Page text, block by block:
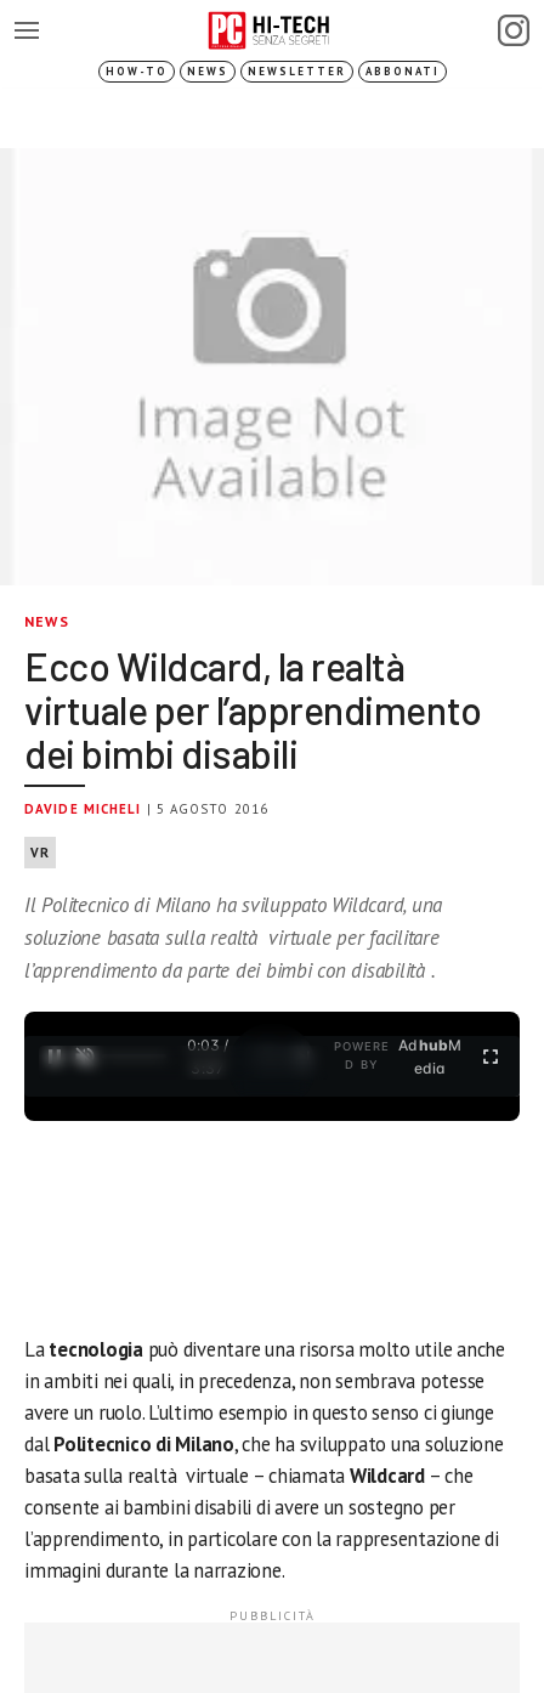
HOW-TO NEWS NEWSLETTER ABBONATI
NEWS
Ecco Wildcard, la realtà
virtuale per l’apprendimento
dei bimbi disabili
DAVIDE MICHELI | 5 AGOSTO 2016
VR
Il Politecnico di Milano ha sviluppato Wildcard, una
soluzione basata sulla realtà virtuale per facilitare
l’apprendimento da parte dei bimbi con disabilità .
0:03 /
3:37
POWERE
D BY
AdhubM
edia
Latecnologiapuò diventare una risorsa molto utile anche
in ambiti nei quali, in precedenza, non sembrava potesse
avere un ruolo. L’ultimo esempio in questo senso ci giunge
dalPolitecnico di Milano, che ha sviluppato una soluzione
basata sulla realtà virtuale – chiamataWildcard– che
consente ai bambini disabili di avere un sostegno per
l’apprendimento, in particolare con la rappresentazione di
immagini durante la narrazione.